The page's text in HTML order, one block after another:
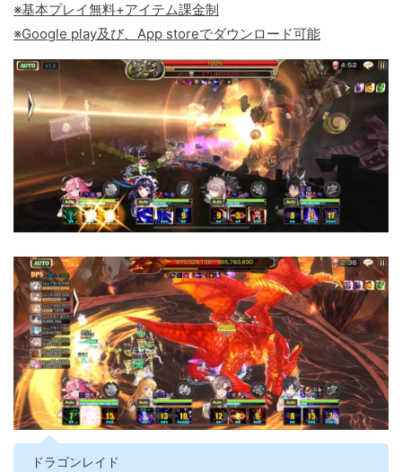
※基本プレイ無料+アイテム課金制
※Google play及び、App storeでダウンロード可能
ドラゴンレイド